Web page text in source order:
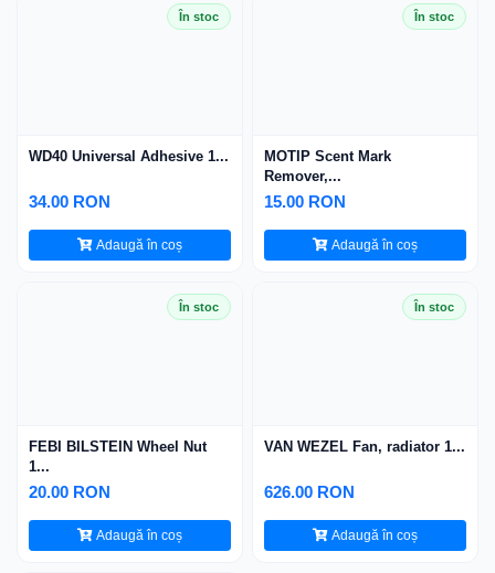
În stoc
WD40 Universal Adhesive 1...
34.00 RON
Adaugă în coș
În stoc
MOTIP Scent Mark
Remover,...
15.00 RON
Adaugă în coș
În stoc
FEBI BILSTEIN Wheel Nut
1...
20.00 RON
Adaugă în coș
În stoc
VAN WEZEL Fan, radiator 1...
626.00 RON
Adaugă în coș